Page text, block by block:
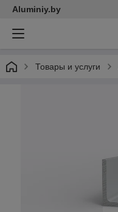
Aluminiy.by
Товары и услуги